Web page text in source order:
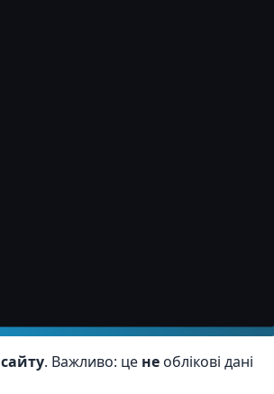
. Важливо: це не облікові дані